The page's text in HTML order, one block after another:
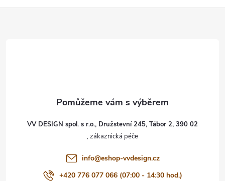
VV DESIGN spol. s r.o., Družstevní 245, Tábor 2, 390 02
info@eshop-vvdesign.cz
+420 776 077 066 (07:00 - 14:30 hod.)